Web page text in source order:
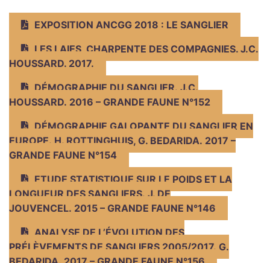
EXPOSITION ANCGG 2018 : LE SANGLIER
LES LAIES, CHARPENTE DES COMPAGNIES. J.C.
HOUSSARD. 2017.
DÉMOGRAPHIE DU SANGLIER. J.C.
HOUSSARD. 2016 – GRANDE FAUNE N°152
DÉMOGRAPHIE GALOPANTE DU SANGLIER EN
EUROPE. H. ROTTINGHUIS, G. BEDARIDA. 2017 –
GRANDE FAUNE N°154
ETUDE STATISTIQUE SUR LE POIDS ET LA
LONGUEUR DES SANGLIERS. J. DE
JOUVENCEL. 2015 – GRANDE FAUNE N°146
ANALYSE DE L’ÉVOLUTION DES
PRÉLÈVEMENTS DE SANGLIERS 2005/2017. G.